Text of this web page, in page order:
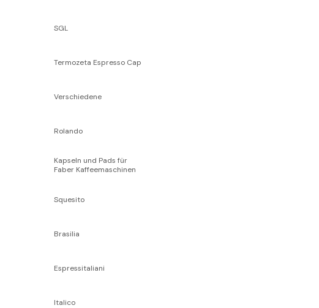
SGL
Termozeta Espresso Cap
Verschiedene
Rolando
Kapseln und Pads für
Faber Kaffeemaschinen
Squesito
Brasilia
Espressitaliani
Italico